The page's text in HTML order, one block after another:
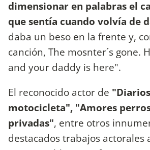
dimensionar en palabras el
que sentía cuando volvía de
daba un beso en la frente y,
canción, The mosnter´s gone.
and your daddy is here".
El reconocido actor de
motocicleta", "Amores
privadas", entre otros
destacados trabajos actorales